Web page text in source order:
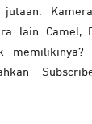
lain Camel,
memilikinya?